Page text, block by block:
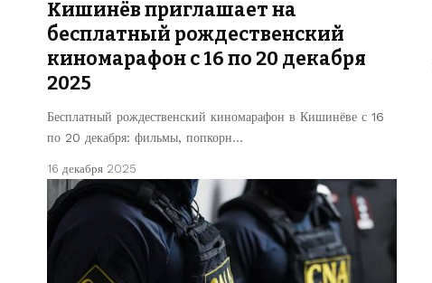
Кишинёв приглашает на
бесплатный рождественский
киномарафон с 16 по 20 декабря
2025
Бесплатный рождественский киномарафон в Кишинёве с 16
по 20 декабря: фильмы, попкорн…
16 декабря 2025